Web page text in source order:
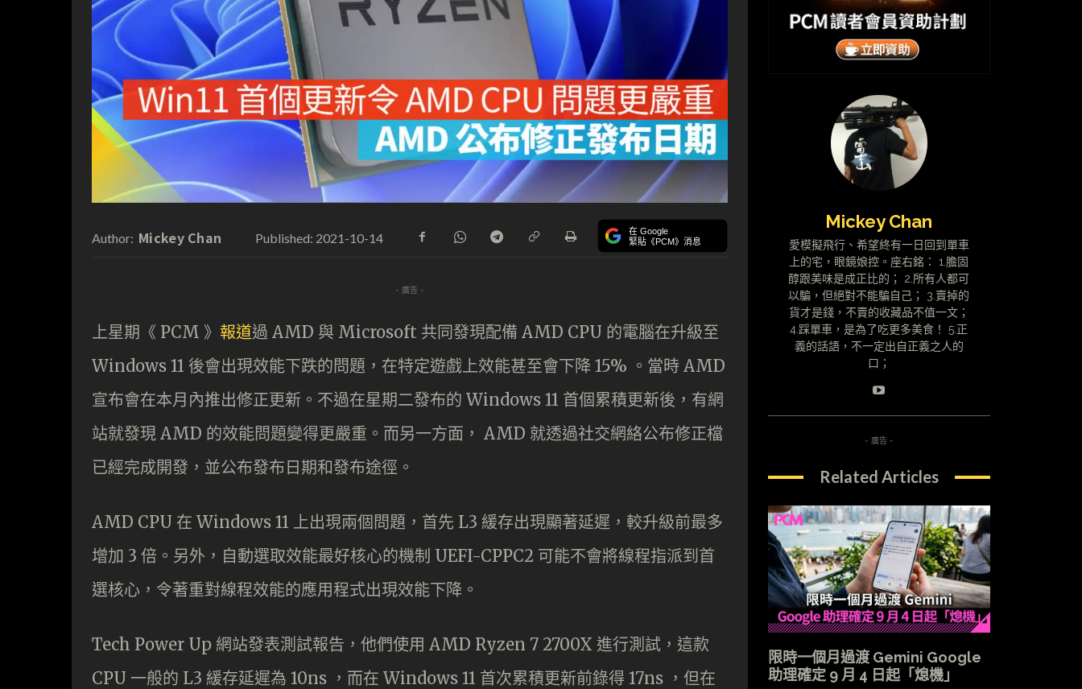
Author: Mickey Chan Published: 2021-10-14 在 Google
緊貼《PCM》消息
- 廣告 -
上星期《 PCM 》 報道過 AMD 與 Microsoft 共同發現配備 AMD CPU 的電腦在升級至
Windows 11 後會出現效能下跌的問題，在特定遊戲上效能甚至會下降 15% 。當時 AMD
宣布會在本月內推出修正更新。不過在星期二發布的 Windows 11 首個累積更新後，有網
站就發現 AMD 的效能問題變得更嚴重。而另一方面， AMD 就透過社交網絡公布修正檔
已經完成開發，並公布發布日期和發布途徑。
AMD CPU 在 Windows 11 上出現兩個問題，首先 L3 緩存出現顯著延遲，較升級前最多
增加 3 倍。另外，自動選取效能最好核心的機制 UEFI-CPPC2 可能不會將線程指派到首
選核心，令著重對線程效能的應用程式出現效能下降。
Tech Power Up 網站發表測試報告，他們使用 AMD Ryzen 7 2700X 進行測試，這款
CPU 一般的 L3 緩存延遲為 10ns ，而在 Windows 11 首次累積更新前錄得 17ns ，但在
Mickey Chan
愛模擬飛行、希望終有一日回到單車
上的宅，眼鏡娘控。座右銘： 1.膽固
醇跟美味是成正比的； 2.所有人都可
以騙，但絕對不能騙自己； 3.賣掉的
貨才是錢，不賣的收藏品不值一文；
4.踩單車，是為了吃更多美食！ 5.正
義的話語，不一定出自正義之人的
口；
- 廣告 -
Related Articles
限時一個月過渡 Gemini Google
助理確定 9 月 4 日起「熄機」